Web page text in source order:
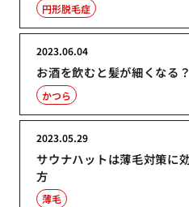
円形脱毛症
お酒を飲むと髪が細くなる
2023.06.04
かつら
サウナハットは薄毛対策に
方
2023.05.29
薄毛